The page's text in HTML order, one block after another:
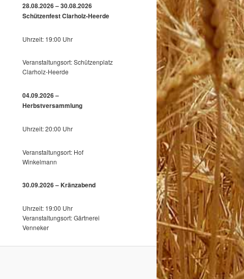
28.08.2026 – 30.08.2026
Schützenfest Clarholz-Heerde
Uhrzeit: 19:00 Uhr
Veranstaltungsort: Schützenplatz
Clarholz-Heerde
04.09.2026 –
Herbstversammlung
Uhrzeit: 20:00 Uhr
Veranstaltungsort: Hof
Winkelmann
30.09.2026 – Kränzabend
Uhrzeit: 19:00 Uhr
Veranstaltungsort: Gärtnerei
Venneker